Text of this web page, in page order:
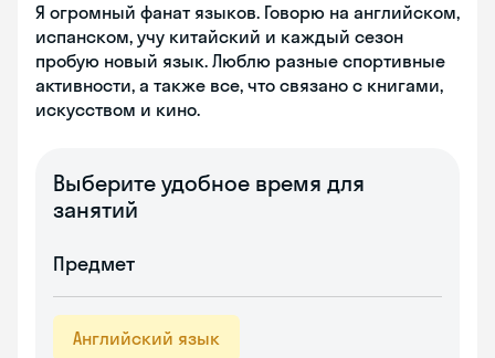
Я огромный фанат языков. Говорю на английском,
испанском, учу китайский и каждый сезон
пробую новый язык. Люблю разные спортивные
активности, а также все, что связано с книгами,
искусством и кино.
Выберите удобное время для
занятий
Предмет
Английский язык